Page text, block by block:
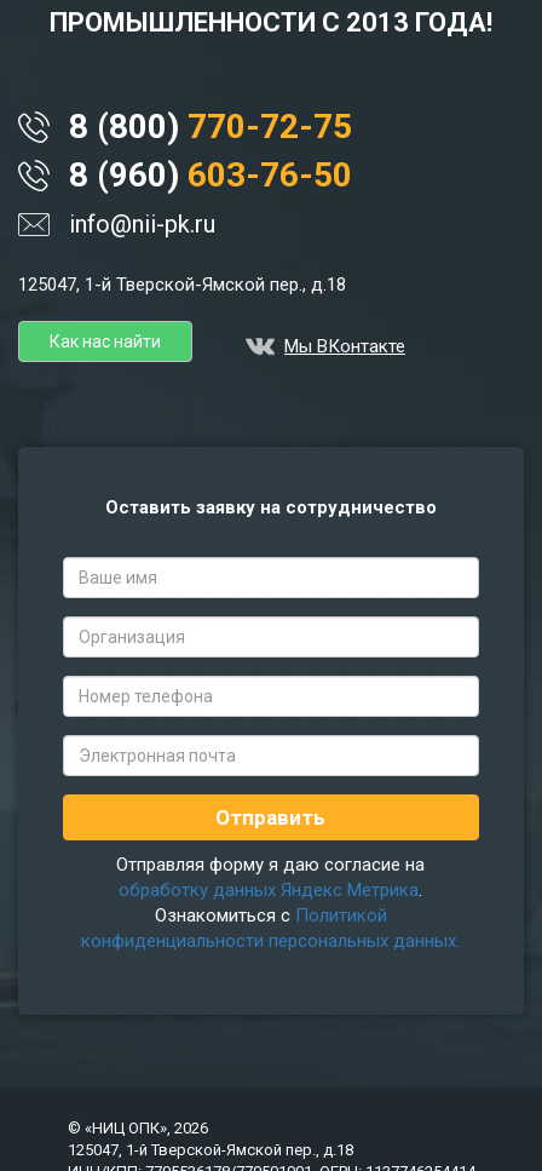
ПРОМЫШЛЕННОСТИ С 2013 ГОДА!
8 (800) 770-72-75
8 (960) 603-76-50
info@nii-pk.ru
125047, 1-й Тверской-Ямской пер., д.18
Как нас найти Мы ВКонтакте
Оставить заявку на сотрудничество
Отправляя форму я даю согласие на
обработку данных Яндекс Метрика
Ознакомиться с Политикой
конфиденциальности персональных данных.
© «НИЦ ОПК», 2026
125047, 1-й Тверской-Ямской пер., д.18